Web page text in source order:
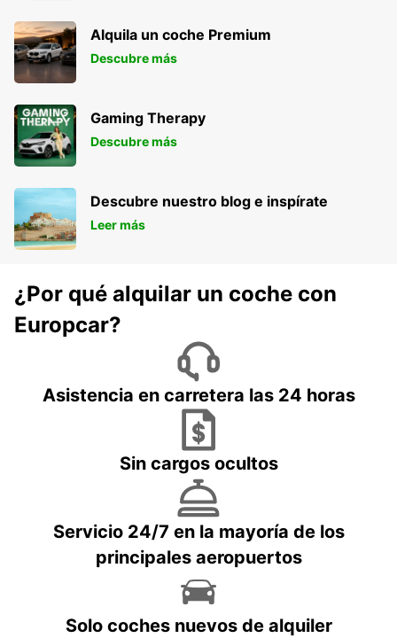
Alquila un coche Premium
Descubre más
Gaming Therapy
Descubre más
Descubre nuestro blog e inspírate
Leer más
¿Por qué alquilar un coche con
Europcar?
Asistencia en carretera las 24 horas
Sin cargos ocultos
Servicio 24/7 en la mayoría de los
principales aeropuertos
Solo coches nuevos de alquiler